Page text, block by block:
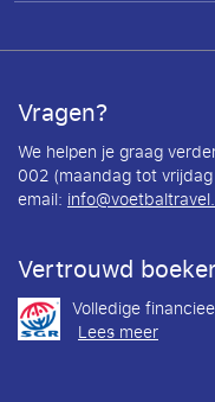
Vragen?
We helpen je graag
002 (maandag tot
email:
Vertrouwd
Volledige
Lees meer